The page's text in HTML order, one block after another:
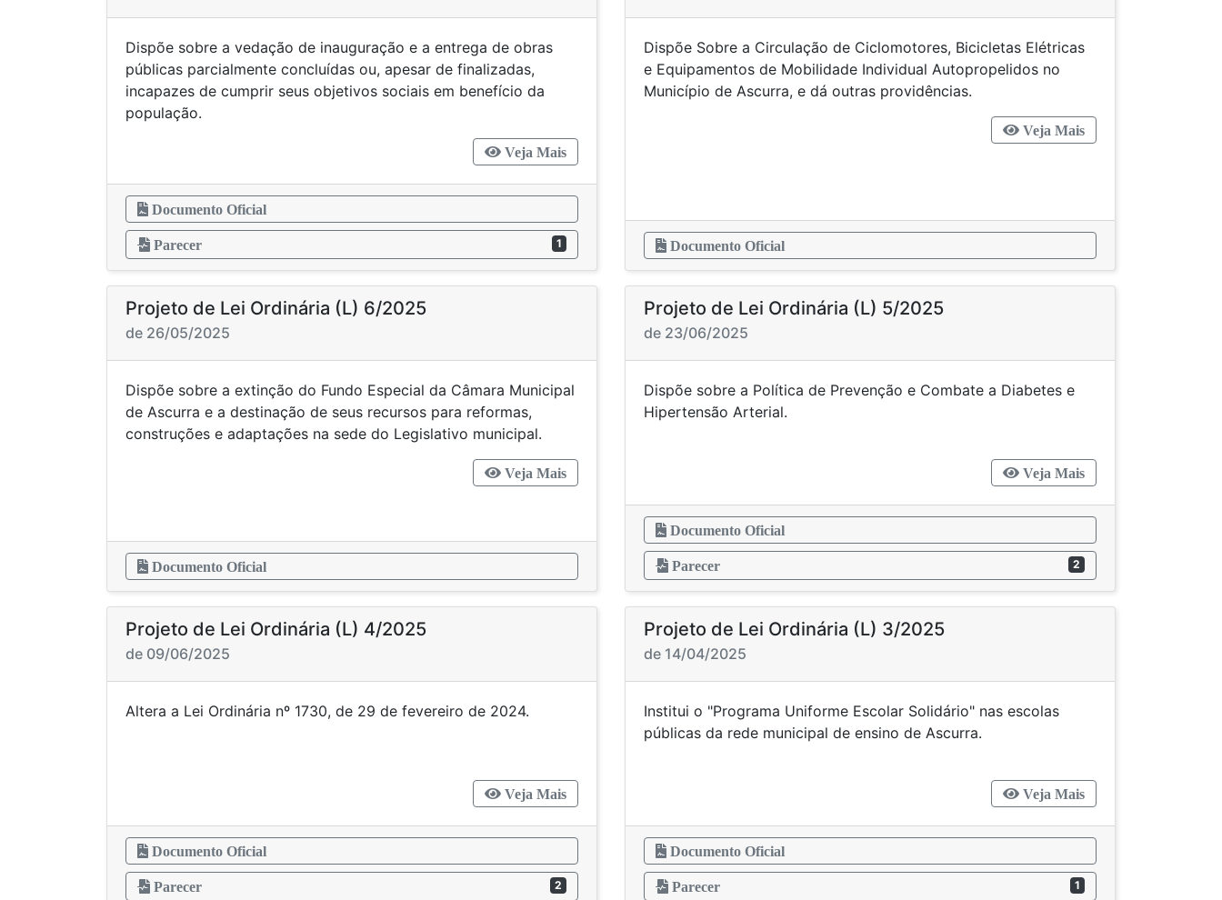
Dispõe sobre a vedação de inauguração e a entrega de obras
públicas parcialmente concluídas ou, apesar de finalizadas,
incapazes de cumprir seus objetivos sociais em benefício da
população.
Veja Mais
Documento Oficial
Parecer 1
Dispõe Sobre a Circulação de Ciclomotores, Bicicletas Elétricas
e Equipamentos de Mobilidade Individual Autopropelidos no
Município de Ascurra, e dá outras providências.
Veja Mais
Documento Oficial
Projeto de Lei Ordinária (L) 6/2025
de 26/05/2025
Dispõe sobre a extinção do Fundo Especial da Câmara Municipal
de Ascurra e a destinação de seus recursos para reformas,
construções e adaptações na sede do Legislativo municipal.
Veja Mais
Documento Oficial
Projeto de Lei Ordinária (L) 5/2025
de 23/06/2025
Dispõe sobre a Política de Prevenção e Combate a Diabetes e
Hipertensão Arterial.
Veja Mais
Documento Oficial
Parecer 2
Projeto de Lei Ordinária (L) 4/2025
de 09/06/2025
Altera a Lei Ordinária nº 1730, de 29 de fevereiro de 2024.
Veja Mais
Documento Oficial
Parecer 2
Projeto de Lei Ordinária (L) 3/2025
de 14/04/2025
Institui o "Programa Uniforme Escolar Solidário" nas escolas
públicas da rede municipal de ensino de Ascurra.
Veja Mais
Documento Oficial
Parecer 1